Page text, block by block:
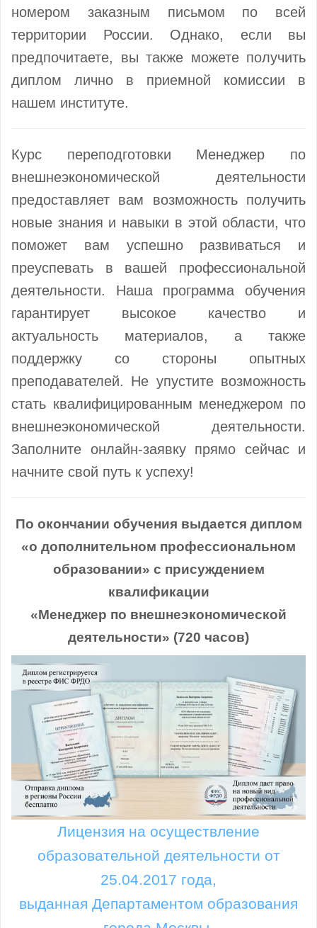
номером заказным письмом по всей
территории России. Однако, если вы
предпочитаете, вы также можете получить
диплом лично в приемной комиссии в
нашем институте.
Курс переподготовки Менеджер по
внешнеэкономической деятельности
предоставляет вам возможность получить
новые знания и навыки в этой области, что
поможет вам успешно развиваться и
преуспевать в вашей профессиональной
деятельности. Наша программа обучения
гарантирует высокое качество и
актуальность материалов, а также
поддержку со стороны опытных
преподавателей. Не упустите возможность
стать квалифицированным менеджером по
внешнеэкономической деятельности.
Заполните онлайн-заявку прямо сейчас и
начните свой путь к успеху!
По окончании обучения выдается диплом
«о дополнительном профессиональном
образовании» с присуждением
квалификации
«Менеджер по внешнеэкономической
деятельности» (720 часов)
Лицензия на осуществление
образовательной деятельности от
25.04.2017 года,
выданная Департаментом образования